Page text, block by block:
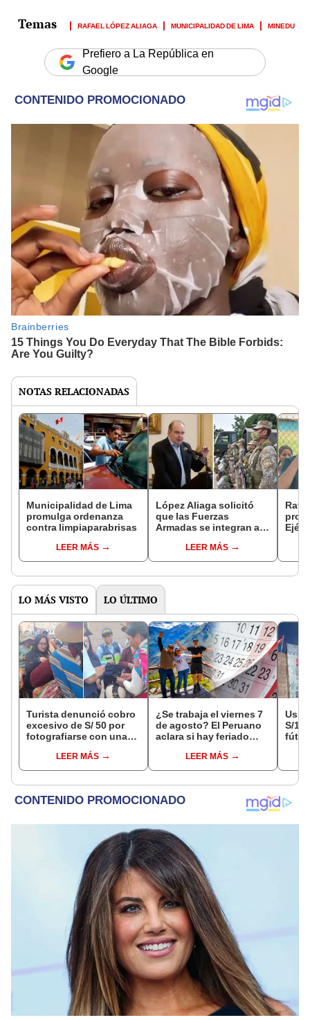
RAFAEL LÓPEZ ALIAGA MUNICIPALIDAD DE LIMA MINEDU
Prefiero a La República en
Google
NOTAS RELACIONADAS
Municipalidad de Lima
promulga ordenanza
contra limpiaparabrisas
LEER MÁS
López Aliaga solicitó
que las Fuerzas
Armadas se integran al
serenazgos
LEER MÁS
LO MÁS VISTO LO ÚLTIMO
Turista denunció cobro
excesivo de S/ 50 por
fotografiarse con una
Serenazgo recuperó el
dinero
LEER MÁS
¿Se trabaja el viernes 7
de agosto? El Peruano
aclara si hay feriado
del 6 de agosto
LEER MÁS
S/